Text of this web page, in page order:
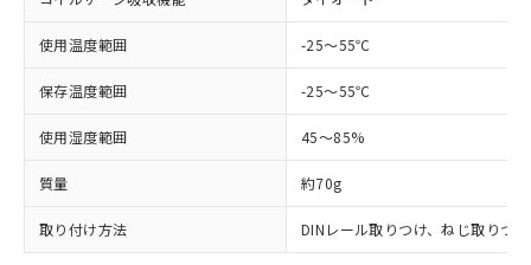
使用温度範囲 -25～55℃
保存温度範囲 -25～55℃
使用湿度範囲 45～85%
質量 約70g
取り付け方法 DINレール取りつけ、ねじ取りつ
在庫状況および標準価格結果を当社の
事前の承諾なく第三者に漏洩または開
マイパーツ機能（部品リスト作成サー
ビス）をご利用いただくには、I-Web
お客様が当ウェブサイト上で当社にご
登録された部品リストについて、当社
および当社の共同利用者が、当社の製
※2 対応予定月
部品在庫の切り替え状況などにより、予定
月が前後することがあります。
※3 非含有証明書ダウンロード
「ｅ」：有害物質（10物質）のすべてが基
準値以下であることを示します。
「10」：通常の使用状況下において有害物
質が外部に漏えいし、環境に深刻な影響を
及ぼさない年数を意味します。
「－」：未確認です。当社販売部門へお問
当社は、貴社製品を第三者に販売する
場合は、上記1、2および3の内容を当
該第三者に通知します。また当社は、
販売先および販売に係わる関係者が違
法に輸出するおそれがある場合は、取
り引きをいたしません。
機器販売店・当社販売員にご確
白
情報を公開していない機種